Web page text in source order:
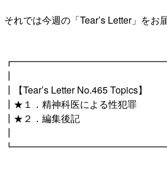
それでは今週の「Tear’s Letter」をお
┃
┃【Tear’s Letter No.465 Topics】
┃★１．精神科医による性犯罪
┃★２．編集後記
┃